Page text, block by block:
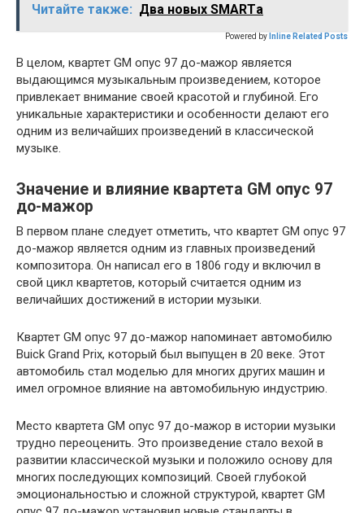
Читайте также: Два новых SMARTа
Powered by Inline Related Posts
В целом, квартет GM опус 97 до-мажор является
выдающимся музыкальным произведением, которое
привлекает внимание своей красотой и глубиной. Его
уникальные характеристики и особенности делают его
одним из величайших произведений в классической
музыке.
Значение и влияние квартета GM опус 97
до-мажор
В первом плане следует отметить, что квартет GM опус 97
до-мажор является одним из главных произведений
композитора. Он написал его в 1806 году и включил в
свой цикл квартетов, который считается одним из
величайших достижений в истории музыки.
Квартет GM опус 97 до-мажор напоминает автомобилю
Buick Grand Prix, который был выпущен в 20 веке. Этот
автомобиль стал моделью для многих других машин и
имел огромное влияние на автомобильную индустрию.
Место квартета GM опус 97 до-мажор в истории музыки
трудно переоценить. Это произведение стало вехой в
развитии классической музыки и положило основу для
многих последующих композиций. Своей глубокой
эмоциональностью и сложной структурой, квартет GM